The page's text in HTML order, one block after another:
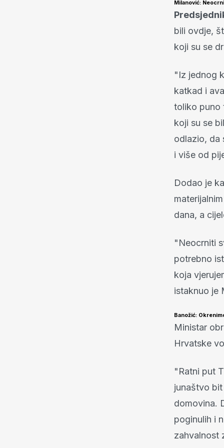
Milanović:
bili ovdje,
koji su se
"Iz jednog
katkad i
toliko puno
koji su se
odlazio, da
i više od
Dodao je
dana, a
"Neocrniti
potrebno
koja
istaknuo je
Banožić:
Ministar
Hrvatske
"Ratni put
junaštvo
domovina.
poginulih i
zahvalnost